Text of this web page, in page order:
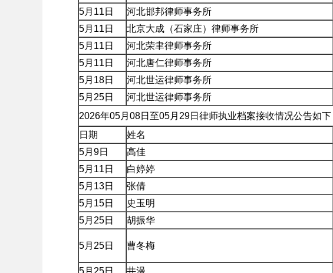
5月11日
河北邯邦律师事务所
5月11日
北京大成（石家庄）律师事务所
5月11日
河北荣聿律师事务所
5月11日
河北唐仁律师事务所
5月18日
河北世运律师事务所
5月25日
河北世运律师事务所
2026年05月08日至05月29日律师执业档案接收情况公告如下
日期
姓名
5月9日
高佳
5月11日
白婷婷
5月13日
张倩
5月15日
史玉明
5月25日
胡振华
5月25日 曹冬梅
5月25日
井漫